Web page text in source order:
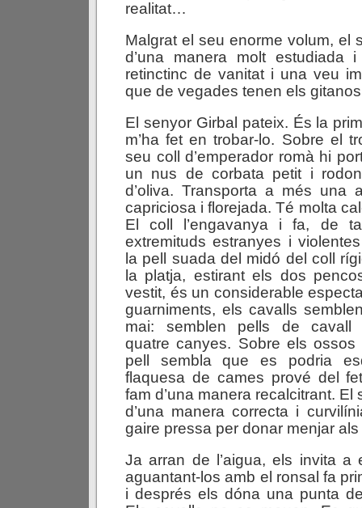
realitat…
Malgrat el seu enorme volum, el
d’una manera molt estudiada
retinctinc de vanitat i una veu
que de vegades tenen els
El senyor Girbal pateix. És la
m’ha fet en trobar-lo. Sobre el
seu coll d’emperador romà hi
un nus de corbata petit i
d’oliva. Transporta a més una
capriciosa i florejada. Té molta
El coll l’engavanya i fa, de
extremituds estranyes i
la pell suada del midó del coll
la platja, estirant els dos
vestit, és un considerable
guarniments, els cavalls
mai: semblen pells de cavall
quatre canyes. Sobre els
pell sembla que es podria
flaquesa de cames prové del
fam d’una manera recalcitrant. El
d’una manera correcta i
gaire pressa per donar menjar
Ja arran de l’aigua, els invita a
aguantant-los amb el ronsal fa
i després els dóna una punta